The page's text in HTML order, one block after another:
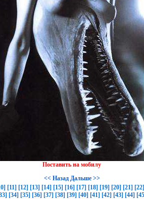
Поставить на мобилу
<< Назад Дальше >>
[11] [12] [13] [14] [15] [16] [17] [18] [19] [20] [21] [22]
[34] [35] [36] [37] [38] [39] [40] [41] [42] [43] [44]